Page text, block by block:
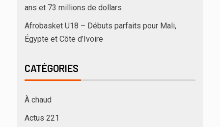
ans et 73 millions de dollars
Afrobasket U18 – Débuts parfaits pour Mali,
Égypte et Côte d’Ivoire
CATÉGORIES
À chaud
Actus 221